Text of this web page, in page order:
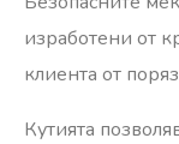
изработени от
клиента от
Кутията